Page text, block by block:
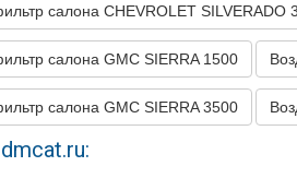
SILVERADO 1500
SILVERADO 1500
SILVERADO 1500
салона CHEVROLET SILVERADO
салона GMC SIERRA 1500
салона GMC SIERRA 3500